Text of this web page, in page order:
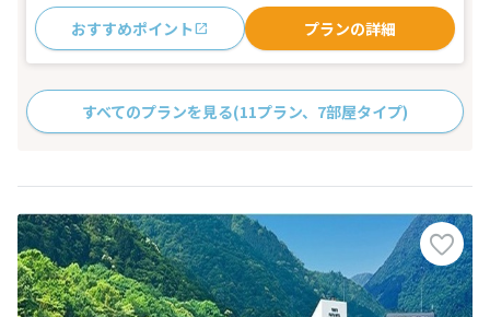
おすすめポイント プランの詳細
すべてのプランを見る(11プラン、7部屋タイプ)